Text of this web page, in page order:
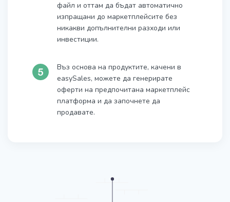
файл и оттам да бъдат автоматично
изпращани до маркетплейсите без
никакви допълнителни разходи или
инвестиции.
Въз основа на продуктите, качени в
easySales, можете да генерирате
оферти на предпочитана маркетплейс
платформа и да започнете да
продавате.